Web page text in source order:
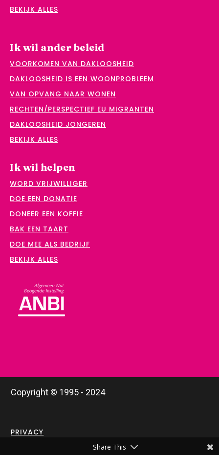
BEKIJK ALLES
Ik wil ander beleid
VOORKOMEN VAN DAKLOOSHEID
DAKLOOSHEID IS EEN WOONPROBLEEM
VAN OPVANG NAAR WONEN
RECHTEN/PERSPECTIEF EU MIGRANTEN
DAKLOOSHEID JONGEREN
BEKIJK ALLES
Ik wil helpen
WORD VRIJWILLIGER
DOE EEN DONATIE
DONEER EEN KOFFIE
BAK EEN TAART
DOE MEE ALS BEDRIJF
BEKIJK ALLES
Copyright © 1995 - 2024
PRIVACY
Share This